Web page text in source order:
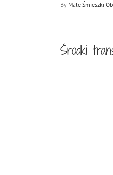
By Małe Śmieszki
Środki